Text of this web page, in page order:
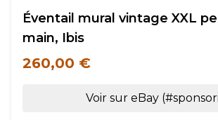
Éventail mural vintage XXL
main, Ibis
260,00 €
Voir sur eBay